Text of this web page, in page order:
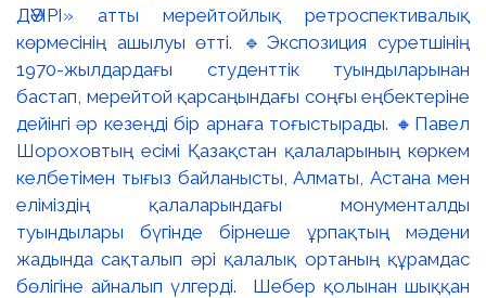
ДӘУІРІ» атты мерейтойлық ретроспективалық
көрмесінің ашылуы өтті. 🔹Экспозиция суретшінің
1970-жылдардағы студенттік туындыларынан
бастап, мерейтой қарсаңындағы соңғы еңбектеріне
дейінгі әр кезеңді бір арнаға тоғыстырады. 🔸Павел
Шороховтың есімі Қазақстан қалаларының көркем
келбетімен тығыз байланысты, Алматы, Астана мен
еліміздің қалаларындағы монументалды
туындылары бүгінде бірнеше ұрпақтың мәдени
жадында сақталып әрі қалалық ортаның құрамдас
бөлігіне айналып үлгерді. Шебер қолынан шыққан